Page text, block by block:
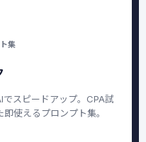
集
スピードアップ。CPA試
使えるプロンプト集。